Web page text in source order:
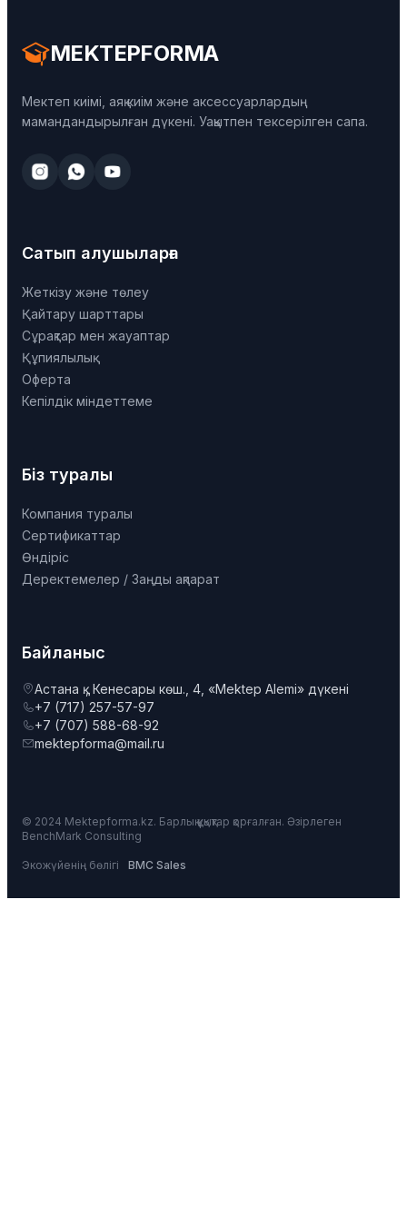
MEKTEPFORMA
Мектеп киімі, аяқ киім және аксессуарлардың
мамандандырылған дүкені. Уақытпен тексерілген сапа.
Сатып алушыларға
Жеткізу және төлеу
Қайтару шарттары
Сұрақтар мен жауаптар
Құпиялылық
Оферта
Кепілдік міндеттеме
Біз туралы
Компания туралы
Сертификаттар
Өндіріс
Деректемелер / Заңды ақпарат
Байланыс
Астана қ., Кенесары көш., 4, «Mektep Alemi» дүкені
+7 (717) 257-57-97
+7 (707) 588-68-92
mektepforma@mail.ru
© 2024 Mektepforma.kz. Барлық құқықтар қорғалған. Әзірлеген
BenchMark Consulting
Экожүйенің бөлігі BMC Sales